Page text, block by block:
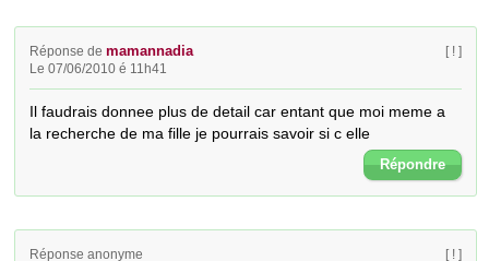
Réponse demamannadia
Le 07/06/2010 é 11h41
[ ! ]
Il faudrais donnee plus de detail car entant que moi meme a
la recherche de ma fille je pourrais savoir si c elle
Répondre
Réponse anonyme [ ! ]